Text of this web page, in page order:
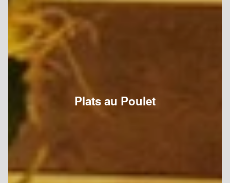
Plats au Poulet